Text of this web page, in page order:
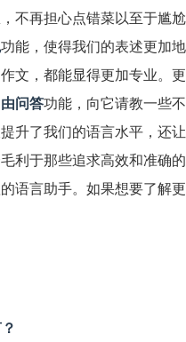
不再担心点错菜以至于尴尬
功能，使得我们的表述更加地
文，都能显得更加专业。更
问答功能，向它请教一些不
升了我们的语言水平，还让
利于那些追求高效和准确的
语言助手。如果想要了解更